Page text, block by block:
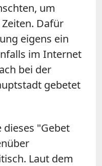
um
Dafür
eigens ein
im Internet
bei der
gebetet
"Gebet
Laut dem